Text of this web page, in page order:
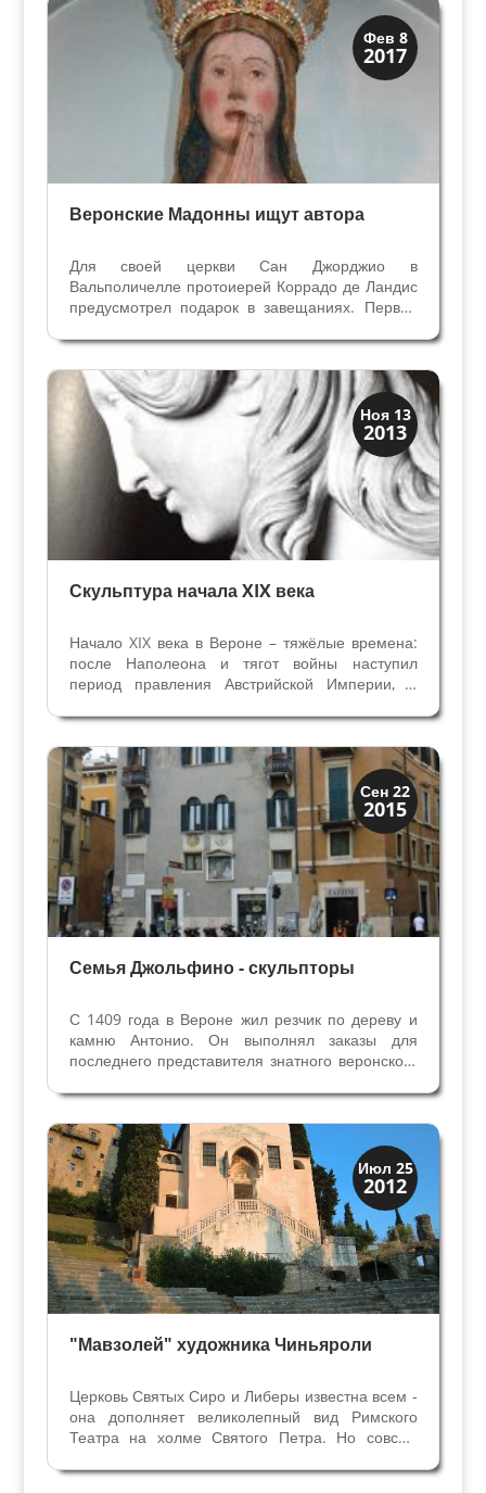
Фев 8
2017
Верона
Веронцы
Веронские Мадонны ищут автора
Для своей церкви Сан Джорджио в
Вальполичелле протоиерей Коррадо де Ландис
предусмотрел подарок в завещаниях. Первое
июле 1476 года, второе завещание в марте
1483 года. Протоиерей распорядился украсить
главный алтарь деревянным...
Ноя 13
2013
XIX век до наших дней
Скульптура начала XIX века
Начало XIX века в Вероне – тяжёлые времена:
после Наполеона и тягот войны наступил
период правления Австрийской Империи, и
неблагоприятном фоне культурная жизнь
города практически замирает, это касается и
скульптуры. К началу...
Сен 22
2015
Веронцы
Семья Джольфино - скульпторы
С 1409 года в Вероне жил резчик по дереву и
камню Антонио. Он выполнял заказы для
последнего представителя знатного веронского
расположением и доверием. Антонио женился
на веронке, фамилия которой не дошла до
наших дней, есть...
Июл 25
2012
Верона
Веронцы
"Мавзолей" художника Чиньяроли
Церковь Святых Сиро и Либеры известна всем -
она дополняет великолепный вид Римского
Театра на холме Святого Петра. Но совсем
интересные произведения искусства и могила